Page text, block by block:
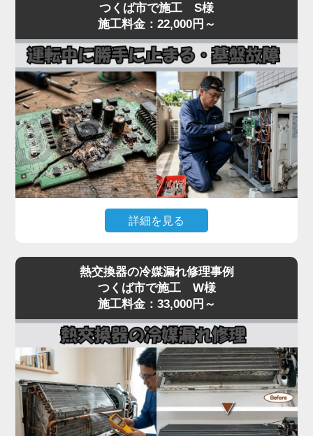
冷房・暖房の効きが急に悪くなったと感じたら、お
早めにご相談ください。
障、本体の電源基板の故障、内部ヒューズの切断ま
で、原因が幅広いトラブルです。
見た目では原因の切り分けが困難で、無理に何度も
電源を入れ直すと、生きていた他の基板まで巻き込
んで故障が拡大するリスクがあります。
「家電の達人」では、テスターで本体への入力電
圧、電源基板の出力電圧、受光基板の出力信号を順
番に切り分けて点検。リモコン故障なら互換リモコ
ンの取り寄せ、本体側なら電源基板・受光基板の交
換に対応します。
突然停止して動かない症状は基板系トラブルが大半
なので、まずはお早めに点検をご依頼ください。夏
つくば市で施工 S様
施工料金：22,000円～
詳細を見る
は入るが数分で停止する」「特定のエラーコード
（E1・F1・H1など）が出て動かない」といった症
状は、室内機または室外機の制御基板の故障が原因
のケースが多く見られます。
基板は経年劣化に加え、雷サージや過電流、コンデ
ンサの容量抜けなどで突発的に故障することがあり
ます。
実際の現場では、運転開始から数分でコンプレッサ
ーへの通電が遮断される、ファンモーターへ正常な
熱交換器の冷媒漏れ修理事例
つくば市で施工 W様
施工料金：33,000円～